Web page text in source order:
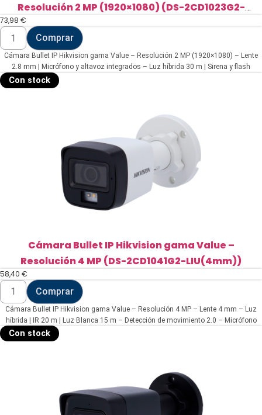
Resolución 2 MP (1920×1080) (DS-2CD1023G2-
LIUF/SL(2.8mm))
73,98 €
Cámara
Bullet
IP
Hikvision
gama
Value
-
LIUF/SL(2.8mm))
Comprar
Cámara Bullet IP Hikvision gama Value – Resolución 2 MP (1920×1080) – Lente
2.8 mm | Micrófono y altavoz integrados – Luz híbrida 30 m | Sirena y flash
Con stock
Cámara Bullet IP Hikvision gama Value –
Resolución 4 MP (DS-2CD1041G2-LIU(4mm))
58,40 €
Cámara
Bullet
IP
Hikvision
gama
Value
-
Comprar
Cámara Bullet IP Hikvision gama Value – Resolución 4 MP – Lente 4 mm – Luz
híbrida | IR 20 m | Luz Blanca 15 m – Detección de movimiento 2.0 – Micrófono
Con stock